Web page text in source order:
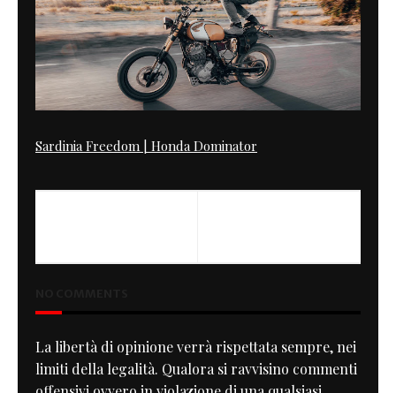
Sardinia Freedom | Honda Dominator
La libertà di opinione verrà rispettata sempre, nei
limiti della legalità. Qualora si ravvisino commenti